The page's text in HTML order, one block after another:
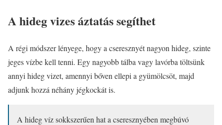
A hideg vizes áztatás segíthet
A régi módszer lényege, hogy a cseresznyét nagyon hideg, szinte
jeges vízbe kell tenni. Egy nagyobb tálba vagy lavórba töltsünk
annyi hideg vizet, amennyi bőven ellepi a gyümölcsöt, majd
adjunk hozzá néhány jégkockát is.
A hideg víz sokkszerűen hat a cseresznyében megbúvó